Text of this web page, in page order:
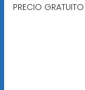
PRECIO GRATUITO